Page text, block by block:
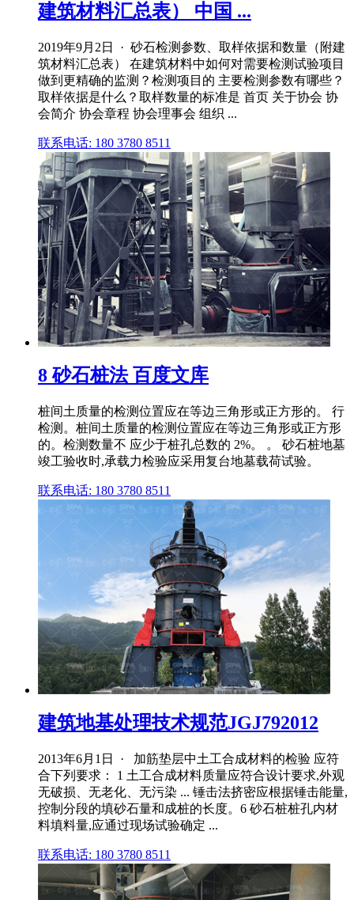
建筑材料汇总表） 中国 ...
2019年9月2日 · 砂石检测参数、取样依据和数量（附建
筑材料汇总表） 在建筑材料中如何对需要检测试验项目
做到更精确的监测？检测项目的 主要检测参数有哪些？
取样依据是什么？取样数量的标准是 首页 关于协会 协
会简介 协会章程 协会理事会 组织 ...
联系电话: 180 3780 8511
8 砂石桩法 百度文库
桩间土质量的检测位置应在等边三角形或正方形的。 行
检测。桩间土质量的检测位置应在等边三角形或正方形
的。检测数量不 应少于桩孔总数的 2%。 。 砂石桩地墓
竣工验收时,承载力检验应采用复台地墓载荷试验。
联系电话: 180 3780 8511
建筑地基处理技术规范JGJ792012
2013年6月1日 · 加筋垫层中土工合成材料的检验 应符
合下列要求： 1 土工合成材料质量应符合设计要求,外观
无破损、无老化、无污染 ... 锤击法挤密应根据锤击能量,
控制分段的填砂石量和成桩的长度。6 砂石桩桩孔内材
料填料量,应通过现场试验确定 ...
联系电话: 180 3780 8511